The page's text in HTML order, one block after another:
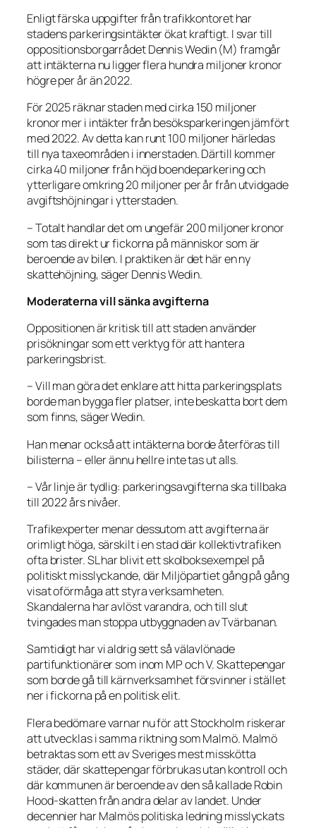
Enligt färska uppgifter från trafikkontoret har
stadens parkeringsintäkter ökat kraftigt. I svar till
oppositionsborgarrådet Dennis Wedin (M) framgår
att intäkterna nu ligger flera hundra miljoner kronor
högre per år än 2022.
För 2025 räknar staden med cirka 150 miljoner
kronor mer i intäkter från besöksparkeringen jämfört
med 2022. Av detta kan runt 100 miljoner härledas
till nya taxeområden i innerstaden. Därtill kommer
cirka 40 miljoner från höjd boendeparkering och
ytterligare omkring 20 miljoner per år från utvidgade
avgiftshöjningar i ytterstaden.
– Totalt handlar det om ungefär 200 miljoner kronor
som tas direkt ur fickorna på människor som är
beroende av bilen. I praktiken är det här en ny
skattehöjning, säger Dennis Wedin.
Moderaterna vill sänka avgifterna
Oppositionen är kritisk till att staden använder
prisökningar som ett verktyg för att hantera
parkeringsbrist.
– Vill man göra det enklare att hitta parkeringsplats
borde man bygga fler platser, inte beskatta bort dem
som finns, säger Wedin.
Han menar också att intäkterna borde återföras till
bilisterna – eller ännu hellre inte tas ut alls.
– Vår linje är tydlig: parkeringsavgifterna ska tillbaka
till 2022 års nivåer.
Trafikexperter menar dessutom att avgifterna är
orimligt höga, särskilt i en stad där kollektivtrafiken
ofta brister. SL har blivit ett skolboksexempel på
politiskt misslyckande, där Miljöpartiet gång på gång
visat oförmåga att styra verksamheten.
Skandalerna har avlöst varandra, och till slut
tvingades man stoppa utbyggnaden av Tvärbanan.
Samtidigt har vi aldrig sett så välavlönade
partifunktionärer som inom MP och V. Skattepengar
som borde gå till kärnverksamhet försvinner i stället
ner i fickorna på en politisk elit.
Flera bedömare varnar nu för att Stockholm riskerar
att utvecklas i samma riktning som Malmö. Malmö
betraktas som ett av Sveriges mest misskötta
städer, där skattepengar förbrukas utan kontroll och
där kommunen är beroende av den så kallade Robin
Hood-skatten från andra delar av landet. Under
decennier har Malmös politiska ledning misslyckats